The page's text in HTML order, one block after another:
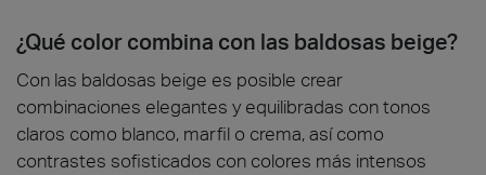
¿Qué color combina con las baldosas beige?
Con las baldosas beige es posible crear
combinaciones elegantes y equilibradas con tonos
claros como blanco, marfil o crema, así como
contrastes sofisticados con colores más intensos